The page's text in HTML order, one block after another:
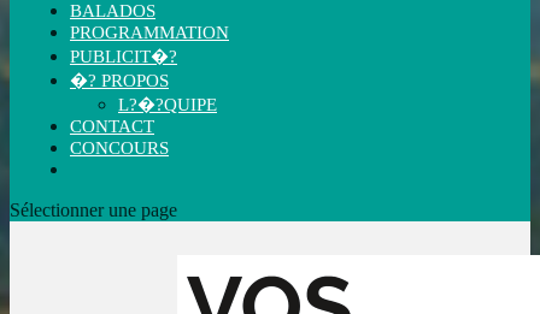
BALADOS
PROGRAMMATION
PUBLICIT�?
�? PROPOS
L?�?QUIPE
CONTACT
CONCOURS
Sélectionner une page